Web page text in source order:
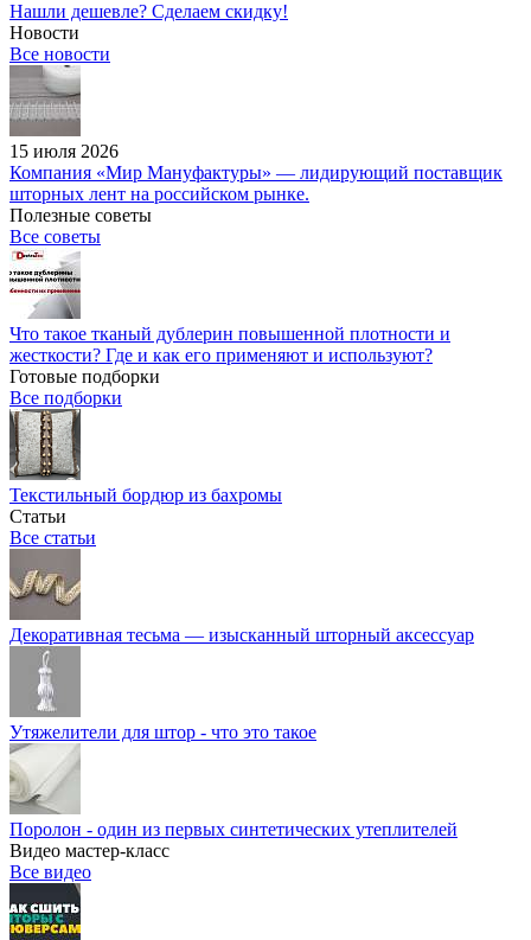
Нашли дешевле? Сделаем скидку!
Новости
Все новости
15 июля 2026
Компания «Мир Мануфактуры» — лидирующий поставщик
шторных лент на российском рынке.
Полезные советы
Все советы
Что такое тканый дублерин повышенной плотности и
жесткости? Где и как его применяют и используют?
Готовые подборки
Все подборки
Текстильный бордюр из бахромы
Статьи
Все статьи
Декоративная тесьма — изысканный шторный аксессуар
Утяжелители для штор - что это такое
Поролон - один из первых синтетических утеплителей
Видео мастер-класс
Все видео